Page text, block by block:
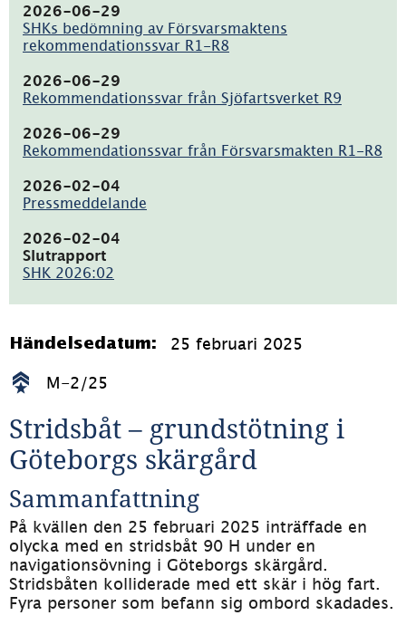
62.9kB)
2026-06-29
SHKs bedömning av Försvarsmaktens
rekommendationssvar R1-R8
64.3kB)
2026-06-29
Rekommendationssvar från Sjöfartsverket R9
132.1kB)
2026-06-29
Rekommendationssvar från Försvarsmakten R1-R8
113.2kB)
2026-02-04
Pressmeddelande
101.3kB)
2026-02-04
Slutrapport
SHK 2026:02
2.2MB)
Händelsedatum: 25 februari 2025
M-2/25
Stridsbåt – grundstötning i
Göteborgs skärgård
Sammanfattning
På kvällen den 25 februari 2025 inträffade en
olycka med en stridsbåt 90 H under en
navigationsövning i Göteborgs skärgård.
Stridsbåten kolliderade med ett skär i hög fart.
Fyra personer som befann sig ombord skadades.